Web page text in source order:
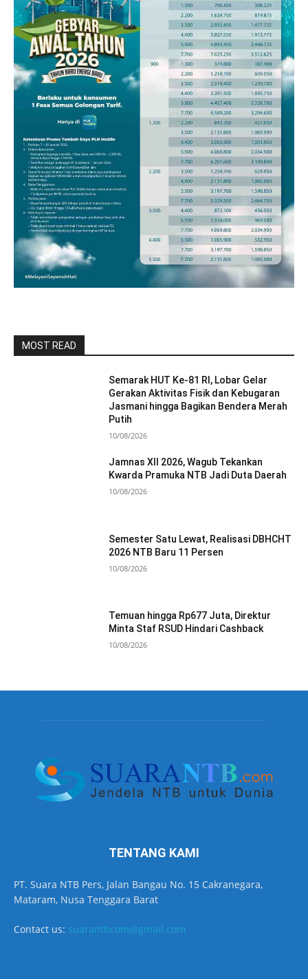
MOST READ
Semarak HUT Ke-81 RI, Lobar Gelar
Gerakan Aktivitas Fisik dan Kebugaran
Jasmani hingga Bagikan Bendera Merah
Putih
10/08/2026
Jamnas XII 2026, Wagub Tekankan
Kwarda Pramuka NTB Jadi Duta Daerah
10/08/2026
Semester Satu Lewat, Realisasi DBHCHT
2026 NTB Baru 11 Persen
10/08/2026
Temuan hingga Rp677 Juta, Direktur
Minta Staf RSUD Hindari Cashback
10/08/2026
TENTANG KAMI
PT. Suara NTB Pers, Jalan Bangau No. 15 Cakranegara,
Mataram, Nusa Tenggara Barat
Contact us: suarantbcom@gmail.com